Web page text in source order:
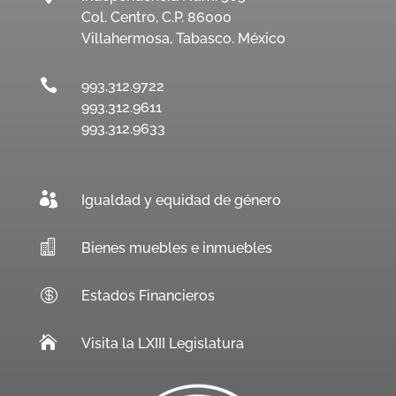
Col. Centro, C.P. 86000
Villahermosa, Tabasco. México

993.312.9722
993.312.9611
993.312.9633
 Igualdad y equidad de género
 Bienes muebles e inmuebles
 Estados Financieros
 Visita la LXIII Legislatura